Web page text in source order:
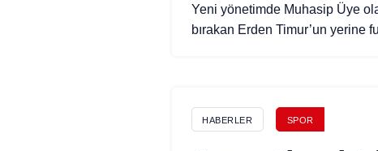
Yeni yönetimde Muhasip Üye
bırakan Erden Timur’un yerine
HABERLER SPOR